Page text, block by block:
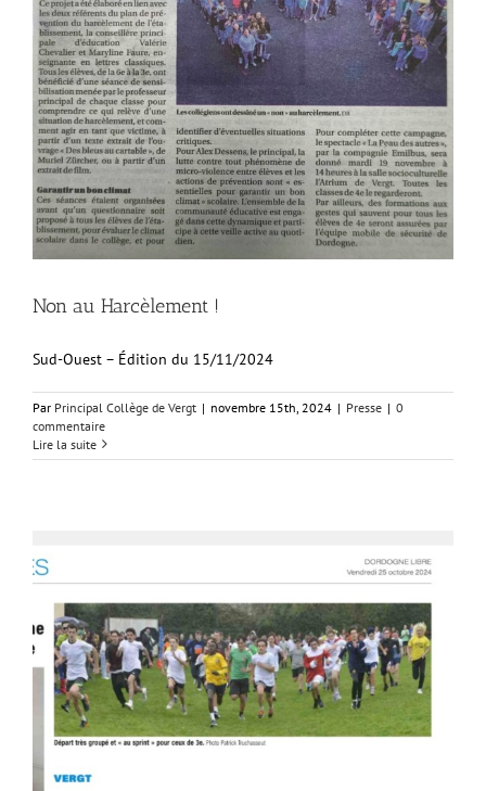
Non au Harcèlement !
Sud-Ouest – Édition du 15/11/2024
Par Principal Collège de Vergt | novembre 15th, 2024 | Presse | 0
commentaire
Lire la suite